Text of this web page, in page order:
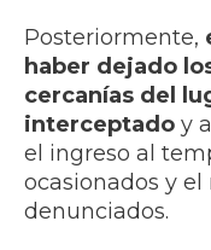
Posteriormente,
haber dejado
cercanías del
interceptado y
el ingreso al
ocasionados y el
denunciados.